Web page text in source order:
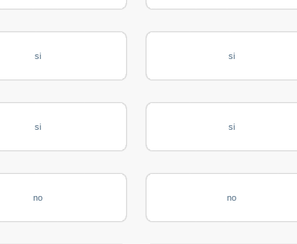
si si
si si
no no